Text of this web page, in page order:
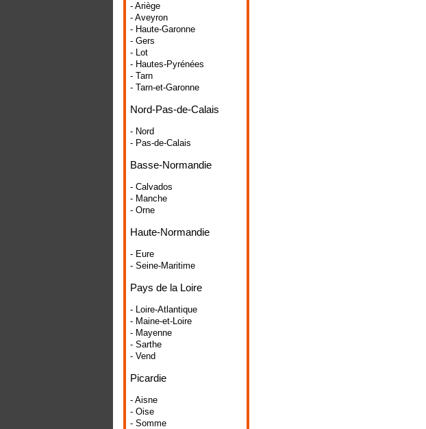
- Ariège
- Aveyron
- Haute-Garonne
- Gers
- Lot
- Hautes-Pyrénées
- Tarn
- Tarn-et-Garonne
Nord-Pas-de-Calais
- Nord
- Pas-de-Calais
Basse-Normandie
- Calvados
- Manche
- Orne
Haute-Normandie
- Eure
- Seine-Maritime
Pays de la Loire
- Loire-Atlantique
- Maine-et-Loire
- Mayenne
- Sarthe
- Vend
Picardie
- Aisne
- Oise
- Somme